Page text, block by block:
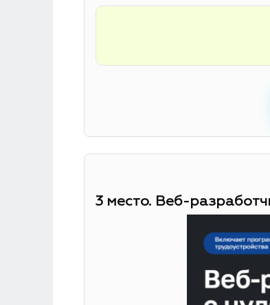
3 место. Веб-